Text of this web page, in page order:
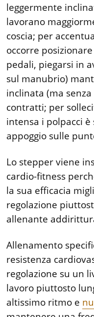
leggermente
lavorano
coscia; per
occorre
pedali, piegarsi in
sul manubrio)
inclinata (ma
contratti; per
intensa i polpacci
appoggio sulle
Lo stepper viene
cardio-fitness
la sua efficacia
regolazione
allenante
Allenamento
resistenza
regolazione su un
lavoro piuttosto
altissimo ritmo e